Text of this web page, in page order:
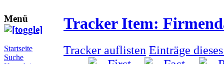
Menü
Startseite
Suche
Tracker Item:
Tracker auflisten Einträge